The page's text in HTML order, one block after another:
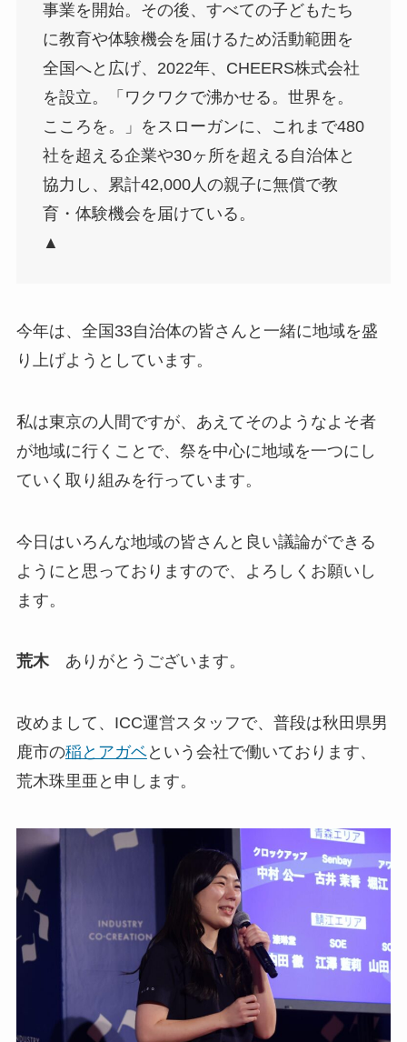
事業を開始。その後、すべての子どもたち
に教育や体験機会を届けるため活動範囲を
全国へと広げ、2022年、CHEERS株式会社
を設立。「ワクワクで沸かせる。世界を。
こころを。」をスローガンに、これまで480
社を超える企業や30ヶ所を超える自治体と
協力し、累計42,000人の親子に無償で教
育・体験機会を届けている。
▲
今年は、全国33自治体の皆さんと一緒に地域を盛
り上げようとしています。
私は東京の人間ですが、あえてそのようなよそ者
が地域に行くことで、祭を中心に地域を一つにし
ていく取り組みを行っています。
今日はいろんな地域の皆さんと良い議論ができる
ようにと思っておりますので、よろしくお願いし
ます。
荒木ありがとうございます。
改めまして、ICC運営スタッフで、普段は秋田県男
鹿市の稲とアガベという会社で働いております、
荒木珠里亜と申します。